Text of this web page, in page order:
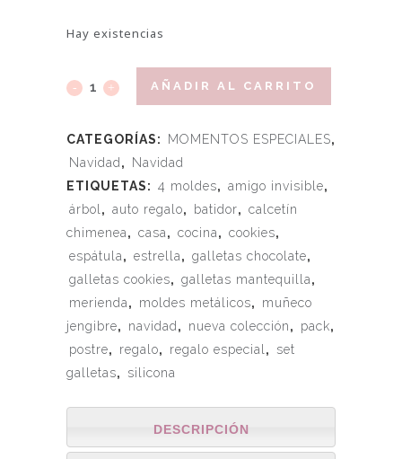
Hay existencias
AÑADIR AL CARRITO
CATEGORÍAS: MOMENTOS ESPECIALES,
Navidad ,
Navidad
ETIQUETAS: 4 moldes, amigo invisible,
árbol , auto regalo, batidor, calcetín
chimenea, casa, cocina, cookies,
espátula, estrella, galletas chocolate,
galletas cookies, galletas mantequilla,
merienda, moldes metálicos,
muñeco
jengibre, navidad , nueva colección, pack,
postre, regalo, regalo especial ,
set
galletas, silicona
DESCRIPCIÓN